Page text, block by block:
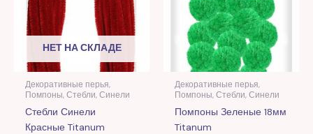
НЕТ НА СКЛАДЕ
Декоративные перья,
Помпоны, Стебли, Синели
Стебли Синели
Красные Titanum
Декоративные перья,
Помпоны, Стебли, Синели
Помпоны Зеленые 18мм
Titanum